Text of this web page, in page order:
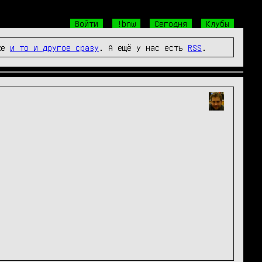
Войти !bnw Сегодня Клубы
и то и другое сразу . А ещё у нас есть RSS